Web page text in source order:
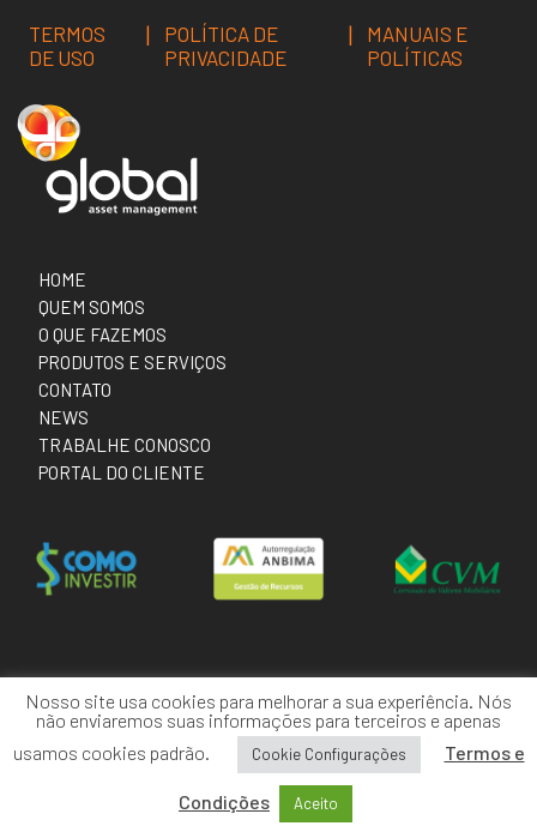
TERMOS
DE USO
|
POLÍTICA DE
PRIVACIDADE
|
MANUAIS E
POLÍTICAS
HOME
QUEM SOMOS
O QUE FAZEMOS
PRODUTOS E SERVIÇOS
CONTATO
NEWS
TRABALHE CONOSCO
PORTAL DO CLIENTE
Nosso site usa cookies para melhorar a sua experiência. Nós
não enviaremos suas informações para terceiros e apenas
usamos cookies padrão.
Cookie Configurações Termos e
Condições Aceito